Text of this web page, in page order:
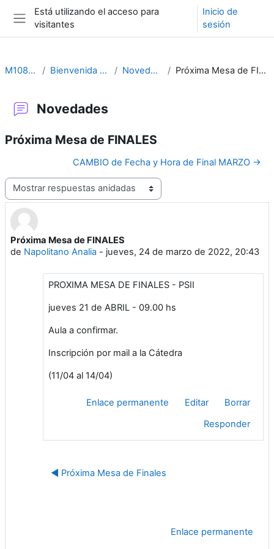
Salta al contenido principal
Panel lateral
Está utilizando el acceso para
visitantes
Inicio de
sesión
M1082-F Bienvenida 2026 Novedades Próxima Mesa de FINALES
Novedades
Próxima Mesa de FINALES
CAMBIO de Fecha y Hora de Final MARZO →
Mostrar modo
Próxima Mesa de FINALES
de Napolitano Analia - jueves, 24 de marzo de 2022, 20:43
Número de respuestas: 0
PROXIMA MESA DE FINALES - PSII
jueves 21 de ABRIL - 09.00 hs
Aula a confirmar.
Inscripción por mail a la Cátedra
(11/04 al 14/04)
Enlace permanente Editar
Borrar
Responder
◄ Próxima Mesa de Finales
Enlace permanente